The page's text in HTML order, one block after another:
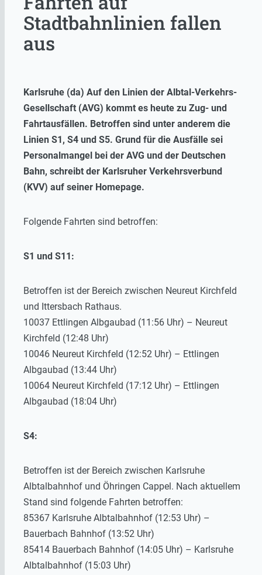
Stadtbahnlinien fallen
aus
Karlsruhe (da) Auf den Linien der Albtal-Verkehrs-
Gesellschaft (AVG) kommt es heute zu Zug- und
Fahrtausfällen. Betroffen sind unter anderem die
Linien S1, S4 und S5. Grund für die Ausfälle sei
Personalmangel bei der AVG und der Deutschen
Bahn, schreibt der Karlsruher Verkehrsverbund
(KVV) auf seiner Homepage.
Folgende Fahrten sind betroffen:
S1 und S11:
Betroffen ist der Bereich zwischen Neureut Kirchfeld
und Ittersbach Rathaus.
10037 Ettlingen Albgaubad (11:56 Uhr) – Neureut
Kirchfeld (12:48 Uhr)
10046 Neureut Kirchfeld (12:52 Uhr) – Ettlingen
Albgaubad (13:44 Uhr)
10064 Neureut Kirchfeld (17:12 Uhr) – Ettlingen
Albgaubad (18:04 Uhr)
S4:
Betroffen ist der Bereich zwischen Karlsruhe
Albtalbahnhof und Öhringen Cappel. Nach aktuellem
Stand sind folgende Fahrten betroffen:
85367 Karlsruhe Albtalbahnhof (12:53 Uhr) –
Bauerbach Bahnhof (13:52 Uhr)
85414 Bauerbach Bahnhof (14:05 Uhr) – Karlsruhe
Albtalbahnhof (15:03 Uhr)